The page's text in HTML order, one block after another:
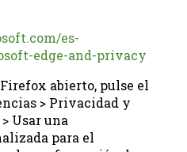
es-
edge-and-privacy
Firefox abierto, pulse el
> Privacidad y
Usar una
para el